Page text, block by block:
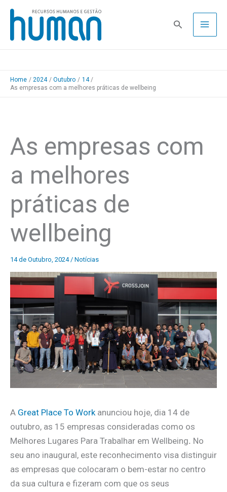
Skip
content
Pesquisa
Home 2024 Outubro
14
As empresas com a melhores práticas de wellbeing
As empresas com
a melhores
práticas de
wellbeing
14 de Outubro, 2024 / Notícias
A Great Place To Workanunciou hoje, dia 14 de
outubro, as 15 empresas consideradas como os
Melhores Lugares Para Trabalhar em Wellbeing. No
seu ano inaugural, este reconhecimento visa distinguir
as empresas que colocaram o bem-estar no centro
da sua cultura e fizeram com que os seus